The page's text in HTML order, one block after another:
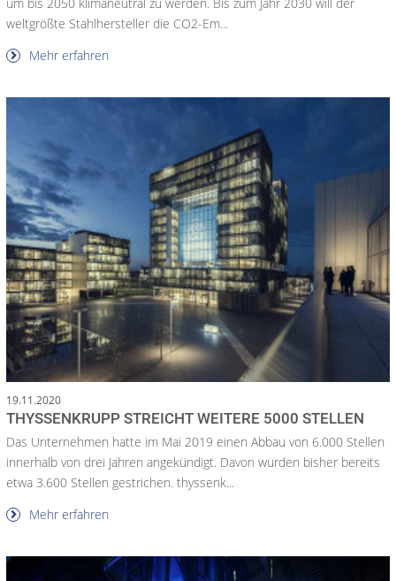
weltgrößte Stahlhersteller die CO2-Em...
Mehr erfahren
19.11.2020
THYSSENKRUPP STREICHT WEITERE 5000 STELLEN
Das Unternehmen hatte im Mai 2019 einen Abbau von 6.000 Stellen
innerhalb von drei Jahren angekündigt. Davon wurden bisher bereits
etwa 3.600 Stellen gestrichen. thyssenk...
Mehr erfahren